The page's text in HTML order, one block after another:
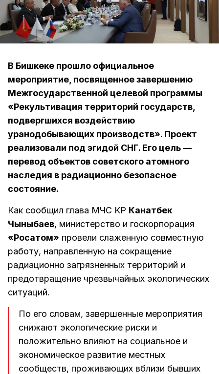
В Бишкеке прошло официальное
мероприятие, посвященное завершению
Межгосударственной целевой программы
«Рекультивация территорий государств,
подвергшихся воздействию
уранодобывающих производств». Проект
реализовали под эгидой СНГ. Его цель —
перевод объектов советского атомного
наследия в радиационно безопасное
состояние.
Как сообщил глава МЧС КР Канатбек
Чыныбаев, министерство и госкорпорация
«Росатом» провели слаженную совместную
работу, направленную на сокращение
радиационно загрязненных территорий и
предотвращение чрезвычайных экологических
ситуаций.
По его словам, завершенные мероприятия
снижают экологические риски и
положительно влияют на социальное и
экономическое развитие местных
сообществ, проживающих вблизи бывших